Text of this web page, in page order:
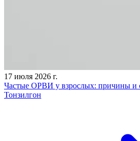
17 июля 2026 г.
Частые ОРВИ у взрослых: причины и
Тонзилгон